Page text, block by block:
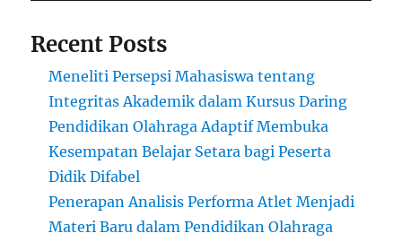
Recent Posts
Meneliti Persepsi Mahasiswa tentang
Integritas Akademik dalam Kursus Daring
Pendidikan Olahraga Adaptif Membuka
Kesempatan Belajar Setara bagi Peserta
Didik Difabel
Penerapan Analisis Performa Atlet Menjadi
Materi Baru dalam Pendidikan Olahraga